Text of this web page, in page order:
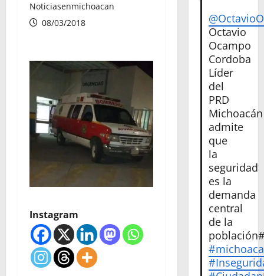
Noticiasenmichoacan
08/03/2018
Instagram
Octavio
Ocampo
Cordoba
Líder
del
PRD
Michoacán
admite
que
la
seguridad
es la
demanda
central
de la